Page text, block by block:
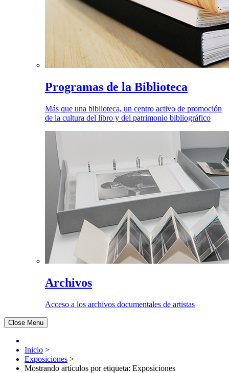
Programas de la Biblioteca
Más que una biblioteca, un centro activo de promoción
de la cultura del libro y del patrimonio bibliográfico
Archivos
Acceso a los archivos documentales de artistas
Close Menu
Inicio >
Exposiciones >
Mostrando artículos por etiqueta: Exposiciones